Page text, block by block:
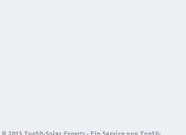
© 2013 Top50-Solar Experts - Ein Service von Top50-